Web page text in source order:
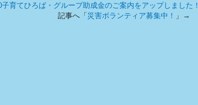
子育てひろば・グループ助成金のご案内をアップしました！
記事へ「災害ボランティア募集中！ 」→